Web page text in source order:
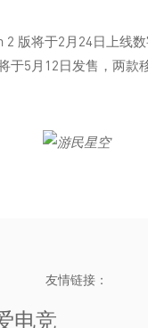
2 版将于2月24日上线
于5月12日发售，两款
友情链接：
电竞